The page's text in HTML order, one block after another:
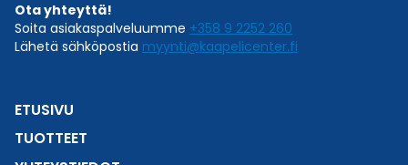
Ota yhteyttä!
Soita asiakaspalveluumme +358 9 2252 260
Lähetä sähköpostia myynti@kaapelicenter.fi
ETUSIVU
TUOTTEET